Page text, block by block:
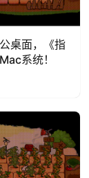
桌面，《指
系统！